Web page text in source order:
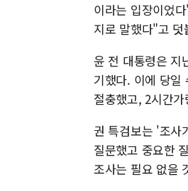
이라는 입장이었
지로 말했다"고 덧
윤 전 대통령은 지
기했다. 이에 당일
절충했고, 2시간
권 특검보는 '조사
질문했고 중요한
조사는 필요 없을